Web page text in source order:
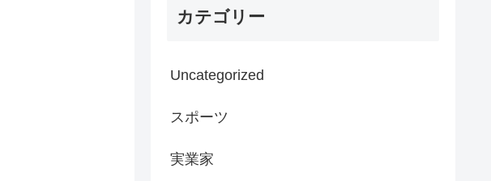
カテゴリー
Uncategorized
スポーツ
実業家